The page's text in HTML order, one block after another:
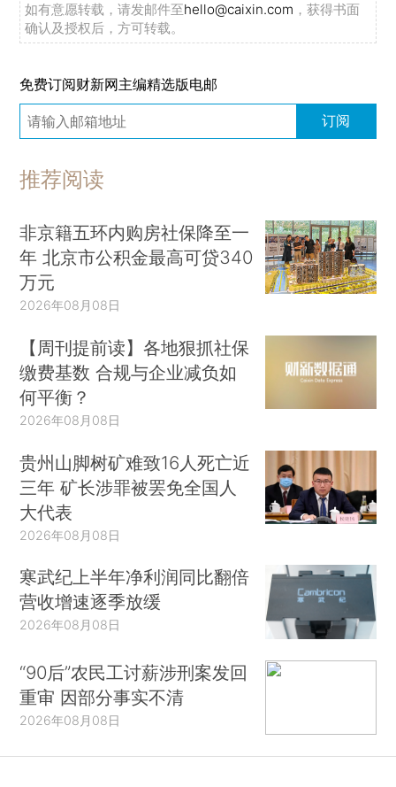
如有意愿转载，请发邮件至hello@caixin.com ，获得书面
确认及授权后，方可转载。
免费订阅财新网主编精选版电邮
订阅
推荐阅读
非京籍五环内购房社保降至一
年 北京市公积金最高可贷340
万元
2026年08月08日
【周刊提前读】各地狠抓社保
缴费基数 合规与企业减负如
何平衡？
2026年08月08日
贵州山脚树矿难致16人死亡近
三年 矿长涉罪被罢免全国人
大代表
2026年08月08日
寒武纪上半年净利润同比翻倍
营收增速逐季放缓
2026年08月08日
“90后”农民工讨薪涉刑案发回
重审 因部分事实不清
2026年08月08日